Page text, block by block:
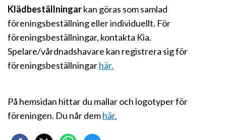
Klädbeställningarkan göras som samlad
föreningsbeställning eller individuellt. För
föreningsbeställningar, kontakta Kia.
Spelare/vårdnadshavare kan registrera sig för
föreningsbeställningarhär.
På hemsidan hittar du mallar och logotyper för
föreningen. Du når demhär.